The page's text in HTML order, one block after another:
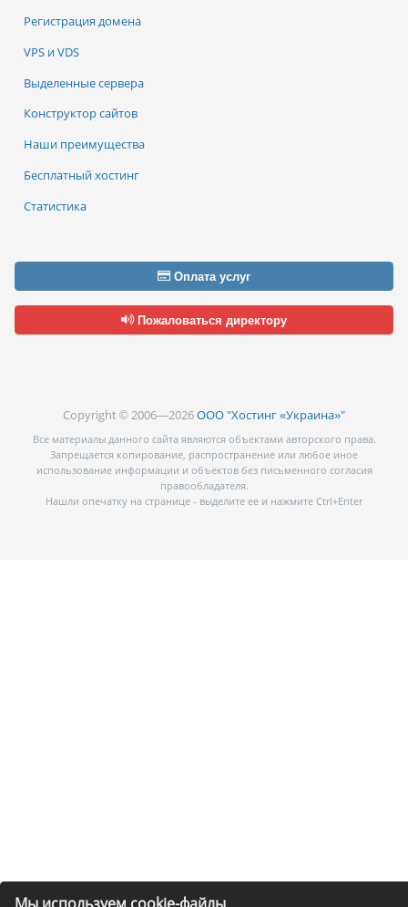
Регистрация домена
VPS и VDS
Выделенные сервера
Конструктор сайтов
Наши преимущества
Бесплатный хостинг
Статистика
Оплата услуг
Пожаловаться директору
Copyright © 2006—2026ООО "Хостинг «Украина»"
Все материалы данного сайта являются объектами авторского права.
Запрещается копирование, распространение или любое иное
использование информации и объектов без письменного согласия
правообладателя.
Нашли опечатку на странице - выделите ее и нажмите Ctrl+Enter